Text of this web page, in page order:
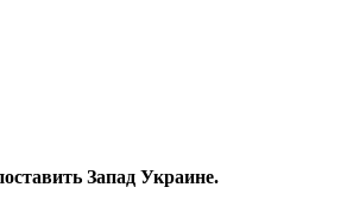
Запад Украине.